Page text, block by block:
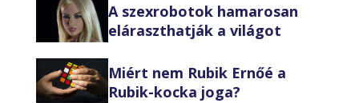
A szexrobotok hamarosan
eláraszthatják a világot
Miért nem Rubik Ernőé a
Rubik-kocka joga?